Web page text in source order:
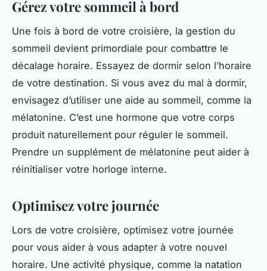
Gérez votre sommeil à bord
Une fois à bord de votre croisière, la gestion du
sommeil devient primordiale pour combattre le
décalage horaire. Essayez de dormir selon l’horaire
de votre destination. Si vous avez du mal à dormir,
envisagez d’utiliser une aide au sommeil, comme la
mélatonine. C’est une hormone que votre corps
produit naturellement pour réguler le sommeil.
Prendre un supplément de mélatonine peut aider à
réinitialiser votre horloge interne.
Optimisez votre journée
Lors de votre croisière, optimisez votre journée
pour vous aider à vous adapter à votre nouvel
horaire. Une activité physique, comme la natation